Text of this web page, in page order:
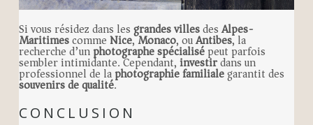
Si vous résidez dans lesgrandes villesdesAlpes-
MaritimescommeNice,Monaco, ouAntibes, la
recherche d’unphotographe spécialisépeut parfois
sembler intimidante. Cependant,investirdans un
professionnel de laphotographie familialegarantit des
souvenirs de qualité.
CONCLUSION